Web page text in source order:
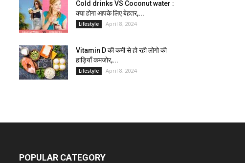
Cold drinks VS Coconut water :
क्या होगा आपके लिए बेहतर,...
Lifestyle April 8, 2024
Vitamin D की कमी से हो रही लोगो की
हाड़ियाँ कमजोर,...
Lifestyle April 8, 2024
POPULAR CATEGORY